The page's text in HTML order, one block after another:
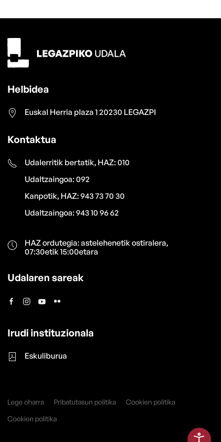
Helbidea
Euskal Herria plaza 1 20230 LEGAZPI
Kontaktua
Udalerritik bertatik, HAZ: 010
Udaltzaingoa: 092
Kanpotik, HAZ: 943 73 70 30
Udaltzaingoa: 943 10 96 62
HAZ ordutegia: astelehenetik ostiralera,
07:30etik 15:00etara
Udalaren sareak
Irudi instituzionala
Eskuliburua
Lege oharra Pribatutasun politika
Cookien politika
Cookien politika